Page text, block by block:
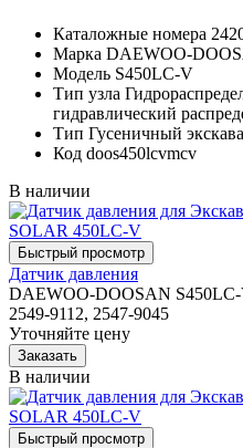
Каталожные номера
Марка DAEWOO-
Модель S450LC-V
Тип узла
гидравлический
Тип Гусеничный
Код doos450lcvmcv
В наличии
Датчик давления
DAEWOO-DOOSAN
2549-9112, 2547-9045
Уточняйте цену
В наличии